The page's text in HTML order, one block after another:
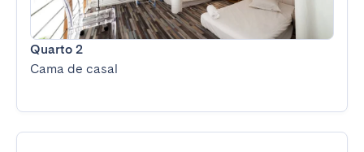
Quarto 2
Cama de casal